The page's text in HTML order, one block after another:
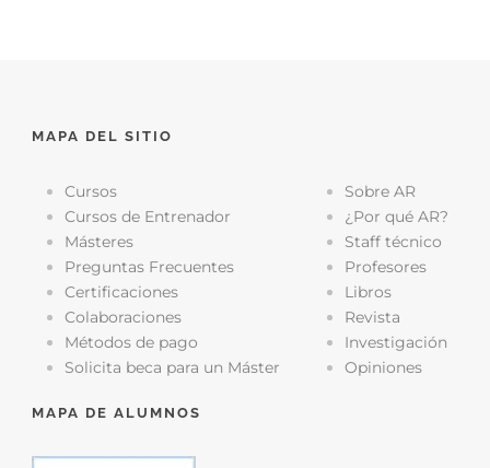
MAPA DEL SITIO
Cursos
Cursos de Entrenador
Másteres
Preguntas Frecuentes
Certificaciones
Colaboraciones
Métodos de pago
Solicita beca para un Máster
Sobre AR
¿Por qué AR?
Staff técnico
Profesores
Libros
Revista
Investigación
Opiniones
MAPA DE ALUMNOS